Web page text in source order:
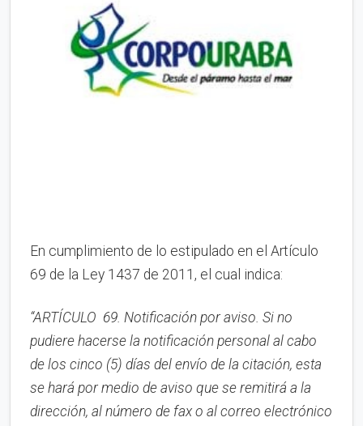
En cumplimiento de lo estipulado en el Artículo
69 de la Ley 1437 de 2011, el cual indica:
“ARTÍCULO 69. Notificación por aviso. Si no
pudiere hacerse la notificación personal al cabo
de los cinco (5) días del envío de la citación, esta
se hará por medio de aviso que se remitirá a la
dirección, al número de fax o al correo electrónico